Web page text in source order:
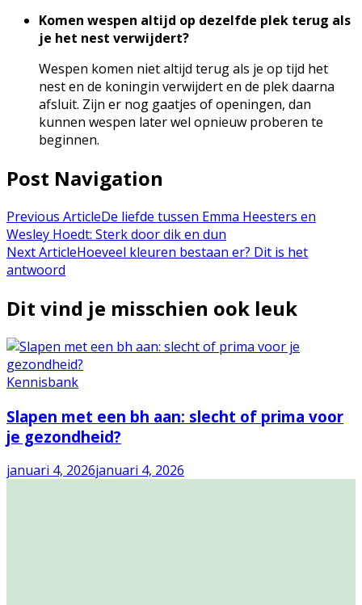
Komen wespen altijd op dezelfde plek terug als
je het nest verwijdert?
Wespen komen niet altijd terug als je op tijd het
nest en de koningin verwijdert en de plek daarna
afsluit. Zijn er nog gaatjes of openingen, dan
kunnen wespen later wel opnieuw proberen te
beginnen.
Post Navigation
Previous ArticleDe liefde tussen Emma Heesters en
Wesley Hoedt: Sterk door dik en dun
Next ArticleHoeveel kleuren bestaan er? Dit is het
antwoord
Dit vind je misschien ook leuk
Kennisbank
Slapen met een bh aan: slecht of prima voor
je gezondheid?
januari 4, 2026januari 4, 2026